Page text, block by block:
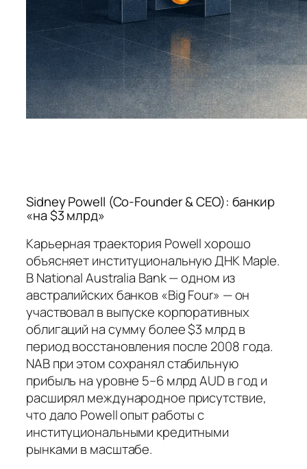
Sidney Powell (Co-Founder & CEO): банкир
«на $3 млрд»
Карьерная траектория Powell хорошо
объясняет институциональную ДНК Maple.
В National Australia Bank — одном из
австралийских банков «Big Four» — он
участвовал в выпуске корпоративных
облигаций на сумму более $3 млрд в
период восстановления после 2008 года.
NAB при этом сохранял стабильную
прибыль на уровне 5–6 млрд AUD в год и
расширял международное присутствие,
что дало Powell опыт работы с
институциональными кредитными
рынками в масштабе.